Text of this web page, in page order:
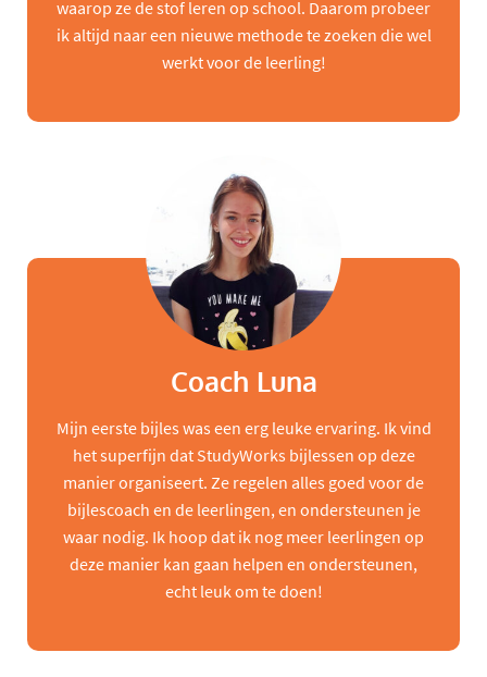
waarop ze de stof leren op school. Daarom probeer
ik altijd naar een nieuwe methode te zoeken die wel
werkt voor de leerling!
Coach Luna
Mijn eerste bijles was een erg leuke ervaring. Ik vind
het superfijn dat StudyWorks bijlessen op deze
manier organiseert. Ze regelen alles goed voor de
bijlescoach en de leerlingen, en ondersteunen je
waar nodig. Ik hoop dat ik nog meer leerlingen op
deze manier kan gaan helpen en ondersteunen,
echt leuk om te doen!